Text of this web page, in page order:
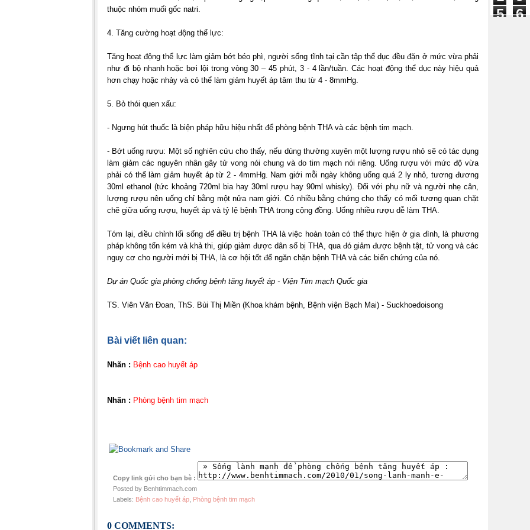
thuộc nhóm muối gốc natri.
4. Tăng cường hoạt động thể lực:
Tăng hoạt động thể lực làm giảm bớt béo phì, người sống tĩnh tại cần tập thể dục đều đặn ở mức vừa phải
như đi bộ nhanh hoặc bơi lội trong vòng 30 – 45 phút, 3 - 4 lần/tuần. Các hoạt động thể dục này hiệu quả
hơn chạy hoặc nhảy và có thể làm giảm huyết áp tâm thu từ 4 - 8mmHg.
5. Bỏ thói quen xấu:
- Ngưng hút thuốc là biện pháp hữu hiệu nhất để phòng bệnh THA và các bệnh tim mạch.
- Bớt uống rượu: Một số nghiên cứu cho thấy, nếu dùng thường xuyên một lượng rượu nhỏ sẽ có tác dụng
làm giảm các nguyên nhân gây tử vong nói chung và do tim mạch nói riêng. Uống rượu với mức độ vừa
phải có thể làm giảm huyết áp từ 2 - 4mmHg. Nam giới mỗi ngày không uống quá 2 ly nhỏ, tương đương
30ml ethanol (tức khoảng 720ml bia hay 30ml rượu hay 90ml whisky). Đối với phụ nữ và người nhẹ cân,
lượng rượu nên uống chỉ bằng một nửa nam giới. Có nhiều bằng chứng cho thấy có mối tương quan chặt
chẽ giữa uống rượu, huyết áp và tỷ lệ bệnh THA trong cộng đồng. Uống nhiều rượu dễ làm THA.
Tóm lại, điều chỉnh lối sống để điều trị bệnh THA là việc hoàn toàn có thể thực hiện ở gia đình, là phương
pháp không tốn kém và khả thi, giúp giảm được dân số bị THA, qua đó giảm được bệnh tật, tử vong và các
nguy cơ cho người mới bị THA, là cơ hội tốt để ngăn chặn bệnh THA và các biến chứng của nó.
Dự án Quốc gia phòng chống bệnh tăng huyết áp - Viện Tim mạch Quốc gia
TS. Viên Văn Đoan, ThS. Bùi Thị Miền (Khoa khám bệnh, Bệnh viện Bạch Mai) - Suckhoedoisong
Bài viết liên quan:
Nhãn : Bệnh cao huyết áp
Nhãn : Phòng bệnh tim mạch
Copy link gửi cho bạn bè :
Posted by Benhtimmach.com
Labels: Bệnh cao huyết áp Phòng bệnh tim mạch
0 COMMENTS:
5
6